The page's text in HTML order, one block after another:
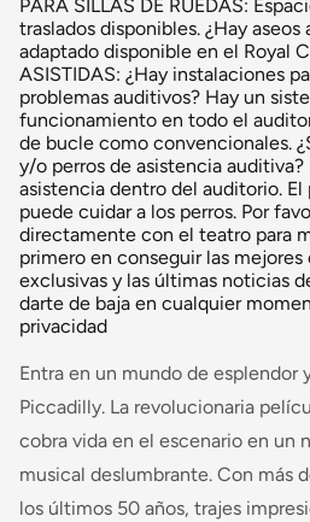
PARA SILLAS DE RUEDAS:
traslados disponibles. ¿Hay aseos
adaptado disponible en el Royal
ASISTIDAS: ¿Hay instalaciones
problemas auditivos? Hay un
funcionamiento en todo el
de bucle como convencionales.
y/o perros de asistencia
asistencia dentro del auditorio.
puede cuidar a los perros. Por
directamente con el teatro para
primero en conseguir las mejores
exclusivas y las últimas noticias
darte de baja en cualquier
privacidad
Entra en un mundo de esplendor
Piccadilly. La revolucionaria
cobra vida en el escenario en un
musical deslumbrante. Con más
los últimos 50 años, trajes